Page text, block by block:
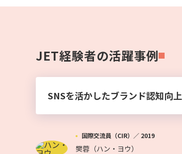
JET経験者の活躍事例
SNSを活かしたブランド認知向上
国際交流員（CIR）／ 2019
樊蓉（ハン・ヨウ）